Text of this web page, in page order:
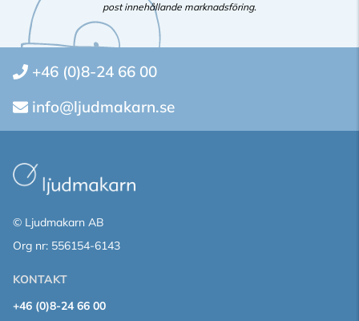
post innehållande marknadsföring.
+46 (0)8-24 66 00
info@ljudmakarn.se
© Ljudmakarn AB
Org nr: 556154-6143
KONTAKT
+46 (0)8-24 66 00